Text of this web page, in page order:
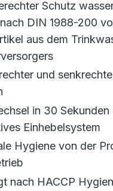
Schutz
DIN 1988-200
aus dem
und
in 30 Sekunden
Einhebelsystem
Hygiene von der
nach HACCP